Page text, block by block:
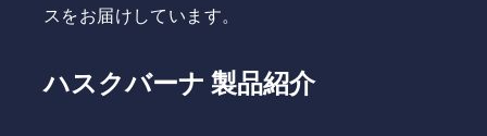
スをお届けしています。
ハスクバーナ 製品紹介